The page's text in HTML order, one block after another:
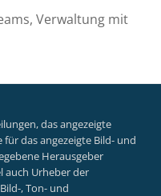
Verwaltung mit
das angezeigte
das angezeigte Bild- und
Herausgeber
auch Urheber der
, Ton- und